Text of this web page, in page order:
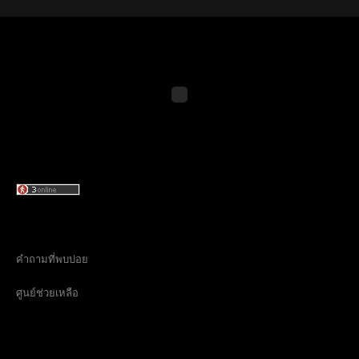
คำถามที่พบบ่อย
ศูนย์ช่วยเหลือ